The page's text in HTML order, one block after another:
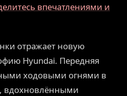
впечатлениями и
отражает новую
Hyundai. Передняя
ходовыми огнями в
вдохновлёнными